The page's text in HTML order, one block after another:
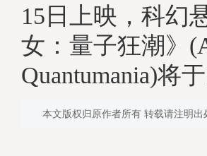
15日上映，科幻
女：量子狂潮》
Quantumania)将
本文版权归原作者所有 转载请注明出